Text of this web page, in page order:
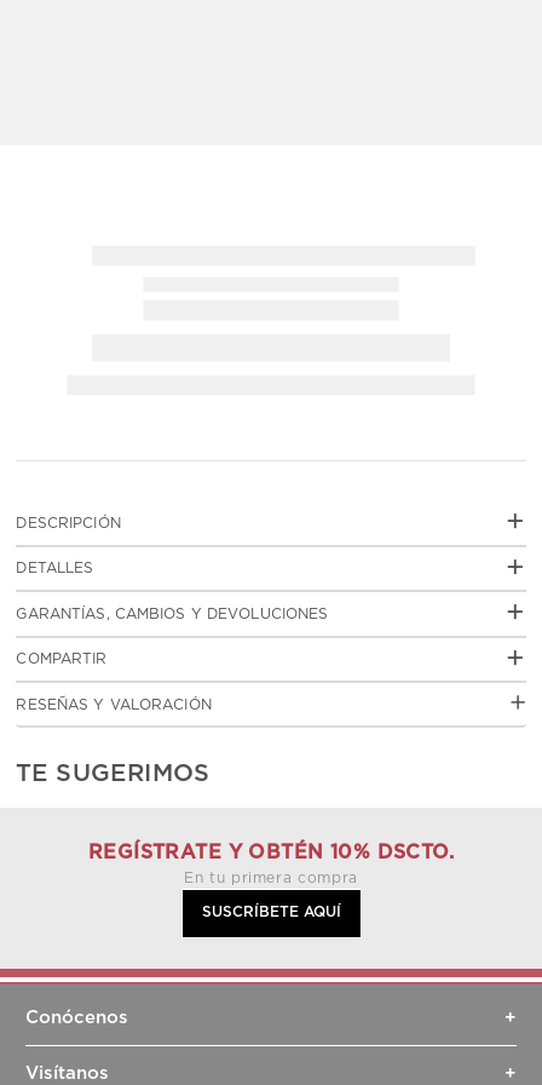
DESCRIPCIÓN +
DETALLES +
GARANTÍAS, CAMBIOS Y DEVOLUCIONES +
COMPARTIR +
RESEÑAS Y VALORACIÓN
TE SUGERIMOS
REGÍSTRATE Y OBTÉN 10% DSCTO.
En tu primera compra
SUSCRÍBETE AQUÍ
Conócenos +
Sobre nosotros
Visítanos +